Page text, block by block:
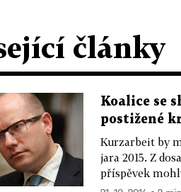
články
Koalice se
postižené
Kurzarbeit by
jara 2015. Z
příspěvek